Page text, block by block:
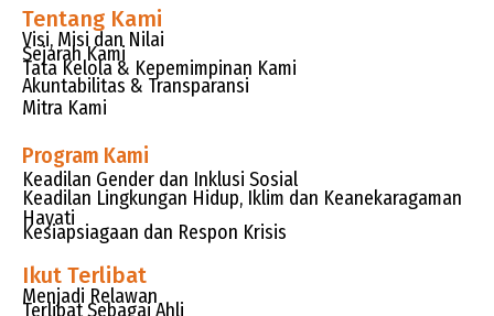
Tentang Kami
Visi, Misi dan Nilai
Sejarah Kami
Tata Kelola & Kepemimpinan Kami
Akuntabilitas & Transparansi
Mitra Kami
Program Kami
Keadilan Gender dan Inklusi Sosial
Keadilan Lingkungan Hidup, Iklim dan Keanekaragaman
Hayati
Kesiapsiagaan dan Respon Krisis
Ikut Terlibat
Menjadi Relawan
Terlibat Sebagai Ahli